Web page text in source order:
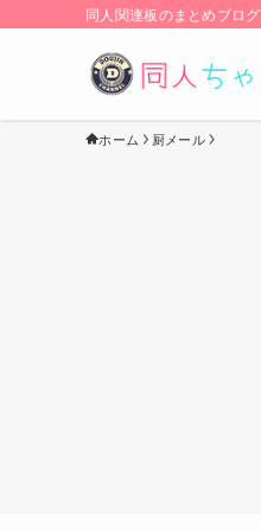
同人関連板のまとめブログ
ホーム 厨メール